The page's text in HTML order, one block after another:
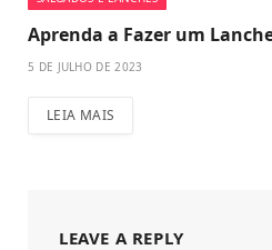
Aprenda a Fazer um
5 DE JULHO DE 2023
LEIA MAIS
LEAVE A REPLY